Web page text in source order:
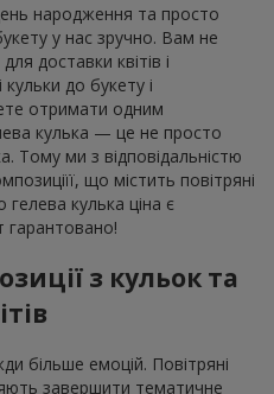
народження та просто
у нас зручно. Вам не
доставки квітів і
кульки до букету і
отримати одним
кулька — це не просто
Тому ми з відповідальністю
що містить повітряні
кулька ціна є
гарантовано!
з кульок та
більше емоцій. Повітряні
завершити тематичне